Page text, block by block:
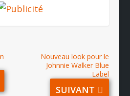
Nouveau look pour le
Johnnie Walker Blue
Label
SUIVANT